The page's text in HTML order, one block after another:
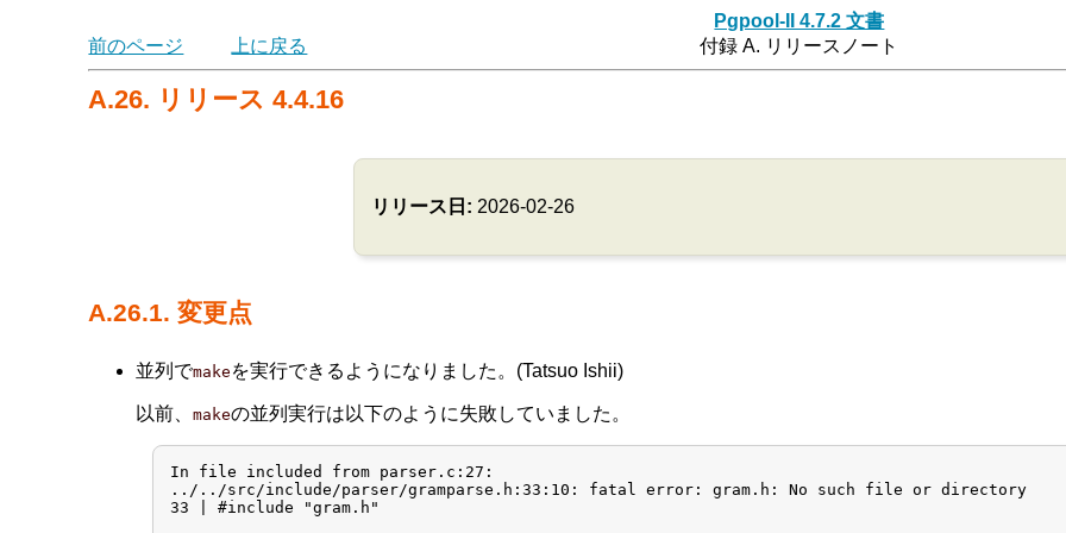
Pgpool-II 4.7.2 文書
前のページ
上に戻る 付録 A. リリースノート
A.26. リリース 4.4.16
リリース日: 2026-02-26
A.26.1. 変更点
並列でmake を実行できるようになりました。(Tatsuo Ishii)
以前、makeの並列実行は以下のように失敗していました。
In file included from parser.c:27:
../../src/include/parser/gramparse.h:33:10: fatal error: gram.h: No such file or directory
33 | #include "gram.h"